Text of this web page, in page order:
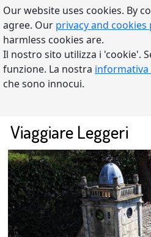
Our website uses cookies. By
agree. Our privacy and cookies
harmless cookies are.
Il nostro sito utilizza i 'cookie'.
funzione. La nostra informativa
che sono innocui.
Viaggiare Leggeri